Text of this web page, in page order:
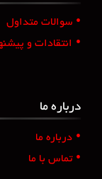
• سوالات متداول
• انتقادات و
درباره ما
• درباره ما
• تماس با ما